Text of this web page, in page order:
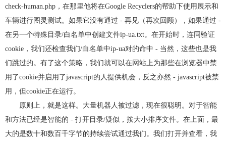
check-human.php，在那里他将在Google Recyclers的帮助下使用展示和
车辆进行图灵测试。如果它没有通过 - 再见（再次回顾），如果通过 -
在另一个特殊目录/白名单中创建文件ip-ua.txt。在开始时，连同验证
cookie，我们还检查我们/白名单中ip-ua对的命中 - 当然，这些也是我
们跳过的。有了这个策略，我们就可以在网站上为那些在浏览器中禁
用了cookie并启用了javascript的人提供机会，反之亦然 - javascript被禁
用，但cookie正在运行。
原则上，就是这样。大量机器人被过滤，现在很聪明。对于智能
和方法已经是智能的 - 打开目录/疑似，按大小排序文件。在上面，最
大的是数十和数百千字节的持续尝试通过我们。我们打开并查看，我